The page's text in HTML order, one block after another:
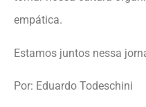
empática.
Estamos juntos nessa
Por: Eduardo Todeschini